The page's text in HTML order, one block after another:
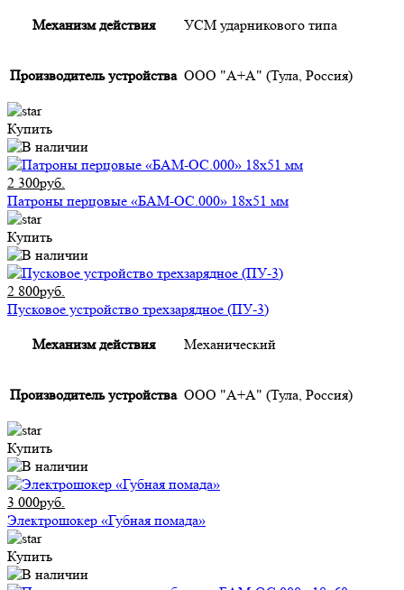
Механизм действия УСМ ударникового типа
Производитель устройства ООО "А+А" (Тула, Россия)
Купить
2 300руб.
Патроны перцовые «БАМ-ОС.000» 18х51 мм
Купить
2 800руб.
Пусковое устройство трехзарядное (ПУ-3)
Механизм действия Механический
Производитель устройства ООО "А+А" (Тула, Россия)
Купить
3 000руб.
Электрошокер «Губная помада»
Купить